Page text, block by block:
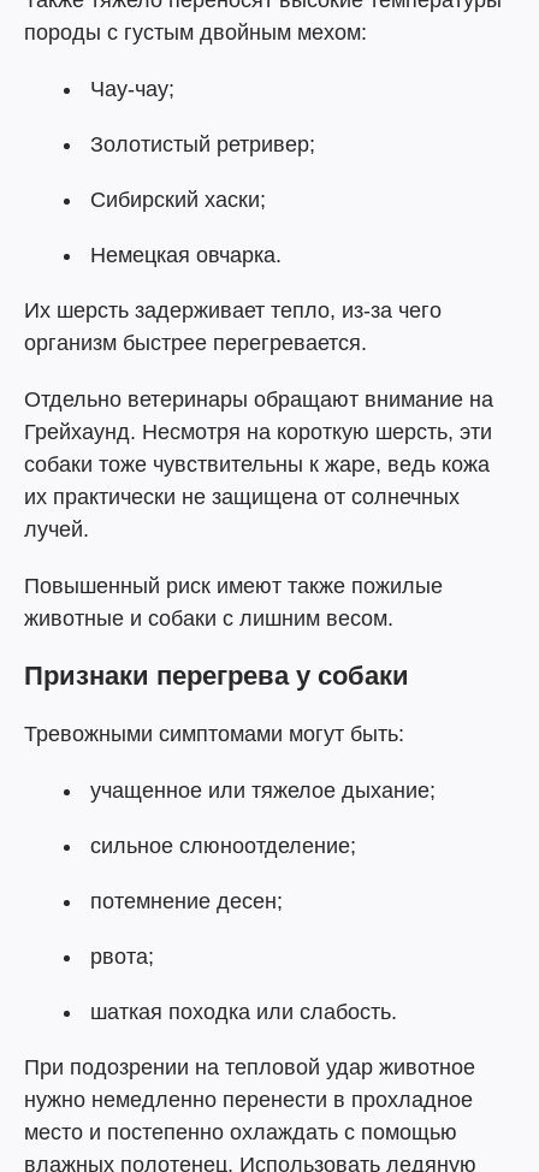
породы с густым двойным мехом:
Чау-чау;
Золотистый ретривер;
Сибирский хаски;
Немецкая овчарка.
Их шерсть задерживает тепло, из-за чего
организм быстрее перегревается.
Отдельно ветеринары обращают внимание на
Грейхаунд. Несмотря на короткую шерсть, эти
собаки тоже чувствительны к жаре, ведь кожа
их практически не защищена от солнечных
лучей.
Повышенный риск имеют также пожилые
животные и собаки с лишним весом.
Признаки перегрева у собаки
Тревожными симптомами могут быть:
учащенное или тяжелое дыхание;
сильное слюноотделение;
потемнение десен;
рвота;
шаткая походка или слабость.
При подозрении на тепловой удар животное
нужно немедленно перенести в прохладное
место и постепенно охлаждать с помощью
влажных полотенец. Использовать ледяную